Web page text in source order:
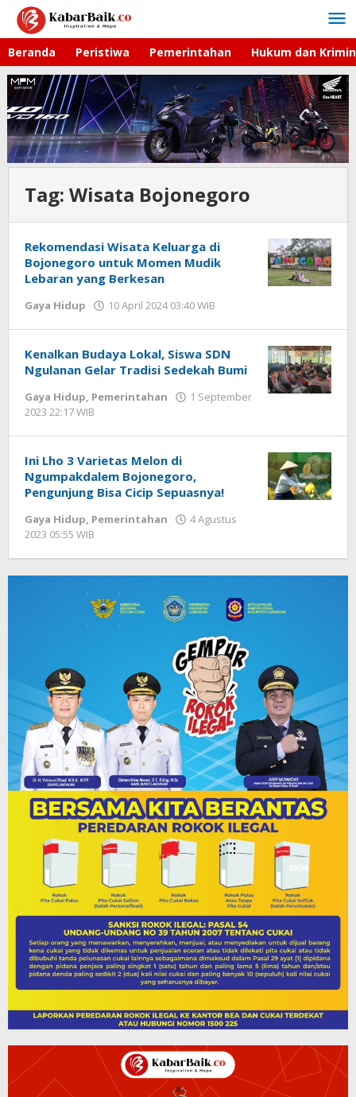
Lewati
konten
Beranda Peristiwa Pemerintahan Hukum dan
Tag: Wisata Bojonegoro
Rekomendasi Wisata Keluarga di
Bojonegoro untuk Momen Mudik
Lebaran yang Berkesan
Gaya Hidup 10 April 2024 03:40 WIB
Kenalkan Budaya Lokal, Siswa SDN
Ngulanan Gelar Tradisi Sedekah Bumi
Gaya Hidup, Pemerintahan
1 September
2023 22:17 WIB
Ini Lho 3 Varietas Melon di
Ngumpakdalem Bojonegoro,
Pengunjung Bisa Cicip Sepuasnya!
Gaya Hidup, Pemerintahan
4 Agustus
2023 05:55 WIB